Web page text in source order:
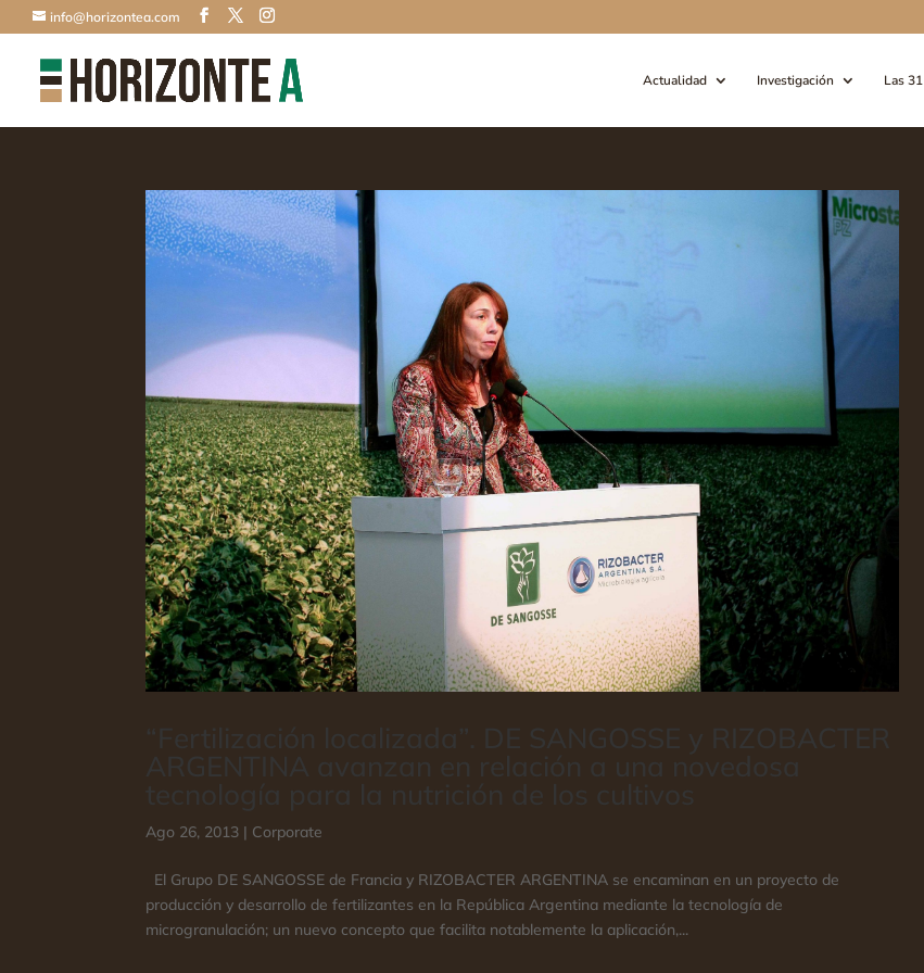
info@horizontea.com
Actualidad Investigación Las 31
Ago 26, 2013 | Corporate
El Grupo DE SANGOSSE de Francia y RIZOBACTER ARGENTINA se encaminan en un proyecto de
producción y desarrollo de fertilizantes en la República Argentina mediante la tecnología de
microgranulación; un nuevo concepto que facilita notablemente la aplicación,...